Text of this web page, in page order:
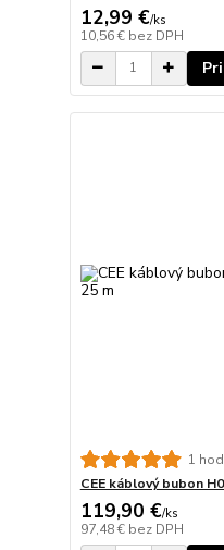
12,99 €/ks
10,56 € bez DPH
1
CEE káblový bubon
119,90 €/ks
97,48 € bez DPH